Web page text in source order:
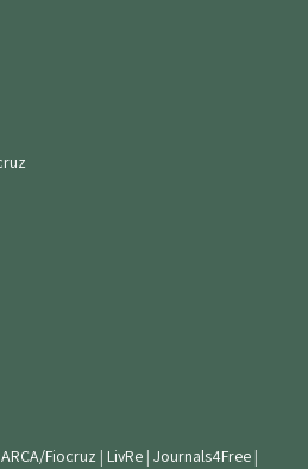
ARCA/Fiocruz | LivRe | Journals4Free |